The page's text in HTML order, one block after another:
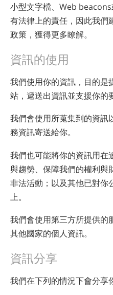
小型文字檔、Web
有法律上的責任，因此我們
政策，獲得更多瞭解。
資訊的使用
我們使用你的資訊，目的是
站，遞送出資訊並支援你的
我們會使用所蒐集到的資訊
務資訊寄送給你。
我們也可能將你的資訊用在
與趨勢、保障我們的權利與
非法活動；以及其他已對你
上。
我們會使用第三方所提供的
其他國家的個人資訊。
資訊分享
我們在下列的情況下會分享